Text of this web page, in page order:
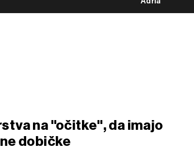
na "očitke", da imajo
dobičke